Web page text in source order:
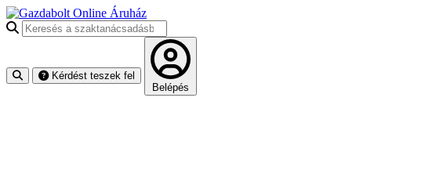
Keresés a szaktanácsadásban
Kérdést teszek fel
Belépés